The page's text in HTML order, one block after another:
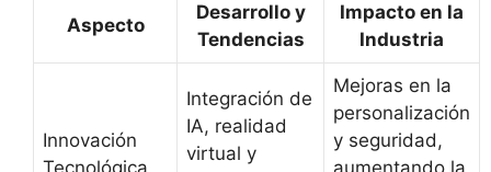
Aspecto
Desarrollo y
Tendencias
Impacto en la
Industria
Innovación
Tecnológica
Integración de
IA, realidad
virtual y
Mejoras en la
personalización
y seguridad,
aumentando la